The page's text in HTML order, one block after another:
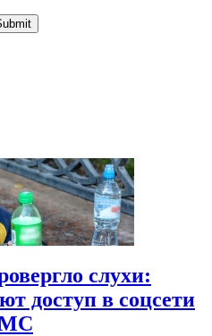
слухи:
доступ в соцсети